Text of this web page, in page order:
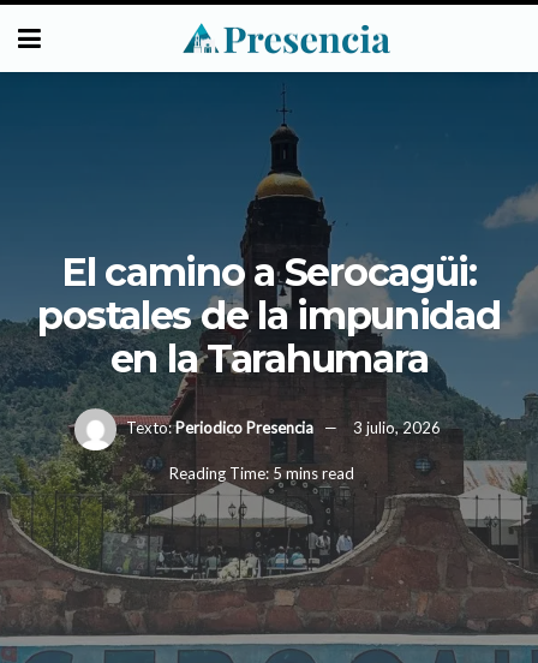
El camino a Serocagüi:
postales de la impunidad
en la Tarahumara
Texto:Periodico Presencia 3 julio, 2026
Reading Time: 5 mins read